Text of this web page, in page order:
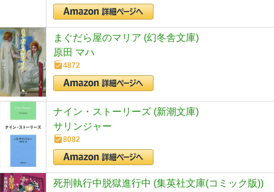
まぐだら屋のマリア (幻冬舎文庫)
原田 マハ
4872
ナイン・ストーリーズ (新潮文庫)
サリンジャー
8082
死刑執行中脱獄進行中 (集英社文庫(コミック版))